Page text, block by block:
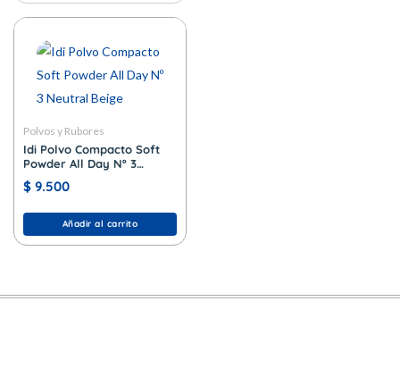
Polvos y Rubores
Idi Polvo Compacto Soft
Powder All Day Nº 3
Neutral Beige
$ 9.500
Añadir al carrito